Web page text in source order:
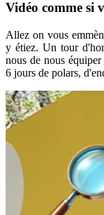
Vidéo comme si
Allez on vous
y étiez. Un tour
nous de nous
6 jours de polars,